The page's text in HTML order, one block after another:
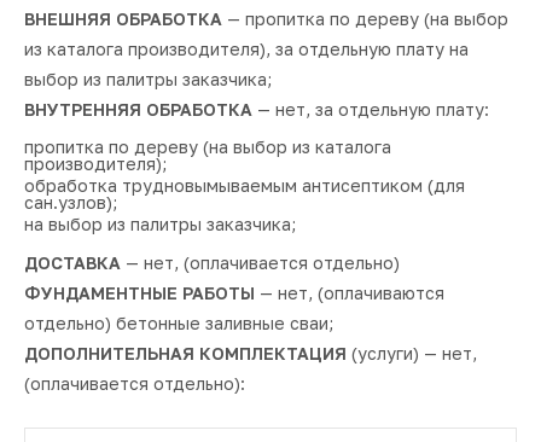
ВНЕШНЯЯ ОБРАБОТКА — пропитка по дереву (на выбор
из каталога производителя), за отдельную плату на
выбор из палитры заказчика;
ВНУТРЕННЯЯ ОБРАБОТКА — нет, за отдельную плату:
пропитка по дереву (на выбор из каталога
производителя);
обработка трудновымываемым антисептиком (для
сан.узлов);
на выбор из палитры заказчика;
ДОСТАВКА — нет, (оплачивается отдельно)
ФУНДАМЕНТНЫЕ РАБОТЫ — нет, (оплачиваются
отдельно) бетонные заливные сваи;
ДОПОЛНИТЕЛЬНАЯ КОМПЛЕКТАЦИЯ (услуги) — нет,
(оплачивается отдельно):